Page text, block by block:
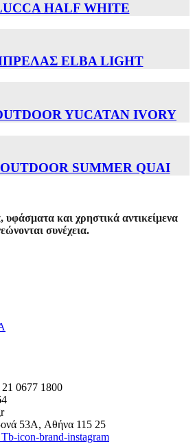
HALF WHITE
ELBA LIGHT
YUCATAN IVORY
SUMMER QUAI
και χρηστικά αντικείμενα
συνέχεια.
21 0677 1800
53A, Αθήνα 115 25
Tb-icon-brand-instagram